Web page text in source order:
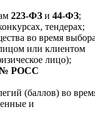
223-ФЗ и 44-ФЗ;
тендерах;
во время
или клиентом
лицо);
РОСС
(баллов) во
и